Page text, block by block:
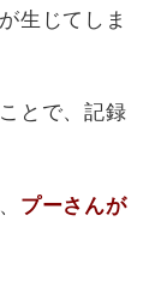
生じてしま
とで、記録
プーさんが